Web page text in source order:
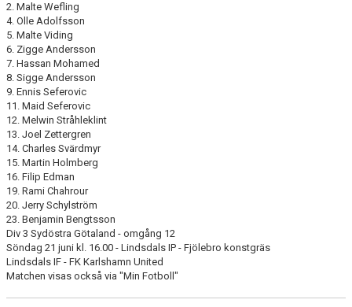
2. Malte Wefling
4. Olle Adolfsson
5. Malte Viding
6. Zigge Andersson
7. Hassan Mohamed
8. Sigge Andersson
9. Ennis Seferovic
11. Maid Seferovic
12. Melwin Stråhleklint
13. Joel Zettergren
14. Charles Svärdmyr
15. Martin Holmberg
16. Filip Edman
19. Rami Chahrour
20. Jerry Schylström
23. Benjamin Bengtsson
Div 3 Sydöstra Götaland - omgång 12
Söndag 21 juni kl. 16.00 - Lindsdals IP - Fjölebro konstgräs
Lindsdals IF - FK Karlshamn United
Matchen visas också via "Min Fotboll"